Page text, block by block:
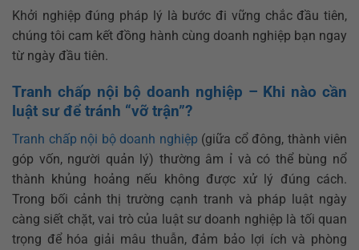
Khởi nghiệp đúng pháp lý là bước đi vững chắc đầu tiên,
chúng tôi cam kết đồng hành cùng doanh nghiệp bạn ngay
từ ngày đầu tiên.
Tranh chấp nội bộ doanh nghiệp – Khi nào cần
luật sư để tránh “vỡ trận”?
Tranh chấp nội bộ doanh nghiệp (giữa cổ đông, thành viên
góp vốn, người quản lý) thường âm ỉ và có thể bùng nổ
thành khủng hoảng nếu không được xử lý đúng cách.
Trong bối cảnh thị trường cạnh tranh và pháp luật ngày
càng siết chặt, vai trò của luật sư doanh nghiệp là tối quan
trọng để hóa giải mâu thuẫn, đảm bảo lợi ích và phòng